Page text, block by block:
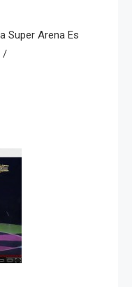
Super Arena Es